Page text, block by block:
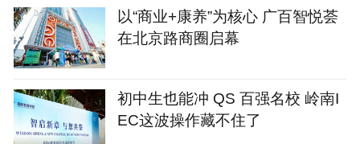
以“商业+康养”为核心 广百智悦荟
在北京路商圈启幕
初中生也能冲 QS 百强名校 岭南I
EC这波操作藏不住了